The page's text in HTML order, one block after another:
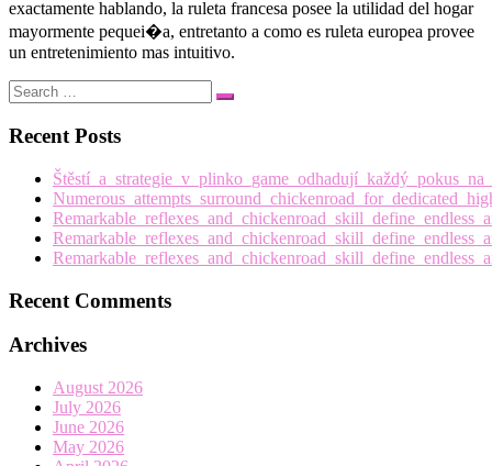
exactamente hablando, la ruleta francesa posee la utilidad del hogar
mayormente pequei�a, entretanto a como es ruleta europea provee
un entretenimiento mas intuitivo.
Search
Search
Recent Posts
Recent Comments
Archives
August 2026
July 2026
June 2026
May 2026